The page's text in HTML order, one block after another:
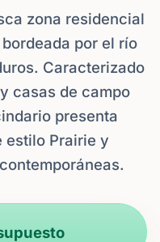
zona residencial
por el río
Caracterizado
casas de campo
presenta
estilo Prairie y